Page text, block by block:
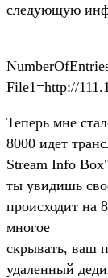
следующую
File1=http://
Теперь мне
8000 идет
Stream Info
ты увидишь
происходит на
многое
скрывать, ваш
удаленный